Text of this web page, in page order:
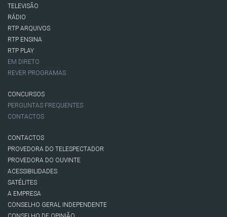
TELEVISÃO
RÁDIO
RTP ARQUIVOS
RTP ENSINA
RTP PLAY
EM DIRETO
REVER PROGRAMAS
CONCURSOS
PERGUNTAS FREQUENTES
CONTACTOS
CONTACTOS
PROVEDORA DO TELESPECTADOR
PROVEDORA DO OUVINTE
ACESSIBILIDADES
SATÉLITES
A EMPRESA
CONSELHO GERAL INDEPENDENTE